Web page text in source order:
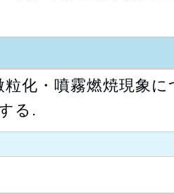
化・噴霧燃焼現象
る.